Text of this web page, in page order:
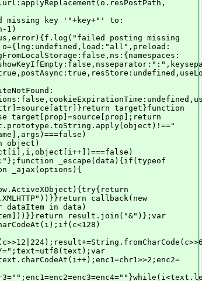
set to: "+currentLng);if(o.useCookie&&f.cookie.read(o.cookieName)!==currentLng){f.cookie.create(o.cookieName,currentLng,o.cookieExpirationTime,o.cookieDomain)}if(o.detectLngFromLocalStorage&&typeof document!=="undefined"&&window.localStorage){f.localStorage.setItem("i18next_lng",currentLng)}var lngTranslate=translate;if(options.fixLng){lngTranslate=function(key,options){options=options||{};options.lng=options.lng||lngTranslate.lng;return translate(key,options)};lngTranslate.lng=currentLng}pluralExtensions.setCurrentLng(currentLng);if($&&o.setJqueryExt){addJqueryFunct&&addJqueryFunct()}else{addJqueryLikeFunctionality&&addJqueryLikeFunctionality()}var deferred;if($&&$.Deferred){deferred=$.Deferred()}if(o.resStore){resStore=o.resStore;initialized=true;if(cb)cb(null,lngTranslate);if(deferred)deferred.resolve(lngTranslate);if(deferred)return deferred.promise();return}var lngsToLoad=f.toLanguages(o.lng);if(typeof o.preload==="string")o.preload=[o.preload];for(var i=0,l=o.preload.length;i<l;i++){var pres=f.toLanguages(o.preload[i]);for(var y=0,len=pres.length;y<len;y++){if(lngsToLoad.indexOf(pres[y])<0){lngsToLoad.push(pres[y])}}}i18n.sync.load(lngsToLoad,o,function(err,store){resStore=store;initialized=true;if(cb)cb(err,lngTranslate);if(deferred)(!err?deferred.resolve:deferred.reject)(err||lngTranslate)});if(deferred)return deferred.promise()}function isInitialized(){return initialized}function preload(lngs,cb){if(typeof lngs==="string")lngs=[lngs];for(var i=0,l=lngs.length;i<l;i++){if(o.preload.indexOf(lngs[i])<0){o.preload.push(lngs[i])}}return init(cb)}function addResourceBundle(lng,ns,resources,deep){if(typeof ns!=="string"){resources=ns;ns=o.ns.defaultNs}else if(o.ns.namespaces.indexOf(ns)<0){o.ns.namespaces.push(ns)}resStore[lng]=resStore[lng]||{};resStore[ln